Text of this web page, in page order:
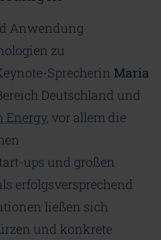
Anwendung
zu
Sprecherin Maria
Deutschland und
Energy, vor allem die
ups und großen
erfolgsversprechend
ließen sich
und konkrete